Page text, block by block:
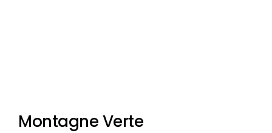
Montagne Verte